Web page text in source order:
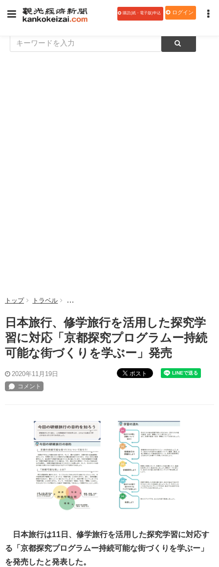
購読(紙・電子版)申込 ログイン
トップ トラベル 日本旅行、修学旅行を活用した探究学習に対応「京
日本旅行、修学旅行を活用した探究学
習に対応「京都探究プログラムー持続
可能な街づくりを学ぶー」発売
2020年11月19日 ポスト
日本旅行は11日、修学旅行を活用した探究学習に対応す
る「京都探究プログラムー持続可能な街づくりを学ぶー」
を発売したと発表した。